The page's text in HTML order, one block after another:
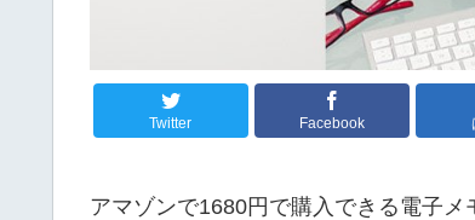
Twitter Facebook
アマゾンで1680円で購入できる電子メ